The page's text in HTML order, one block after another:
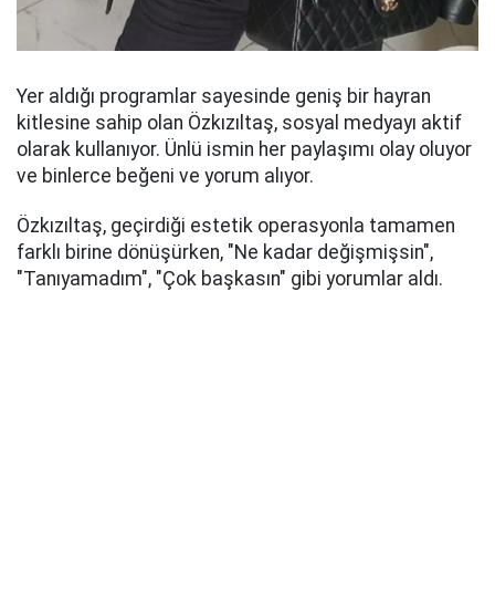
Yer aldığı programlar sayesinde geniş bir hayran
kitlesine sahip olan Özkızıltaş, sosyal medyayı aktif
olarak kullanıyor. Ünlü ismin her paylaşımı olay oluyor
ve binlerce beğeni ve yorum alıyor.
Özkızıltaş, geçirdiği estetik operasyonla tamamen
farklı birine dönüşürken, "Ne kadar değişmişsin",
"Tanıyamadım", "Çok başkasın" gibi yorumlar aldı.